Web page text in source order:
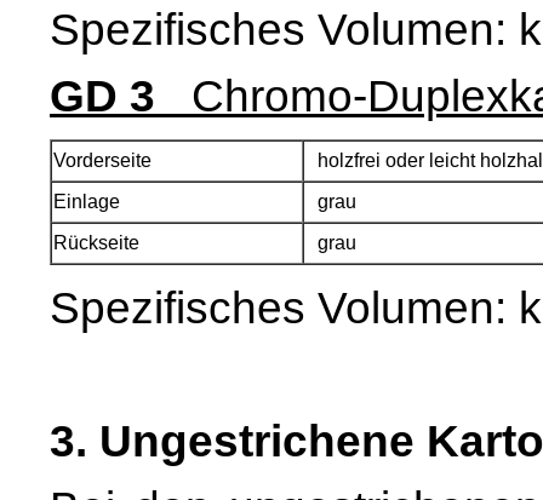
Spezifisches Volumen:
GD 3
Chromo-
Vorderseite
holzfrei oder leicht
Einlage
grau
Rückseite
grau
Spezifisches Volumen:
3. Ungestrichene